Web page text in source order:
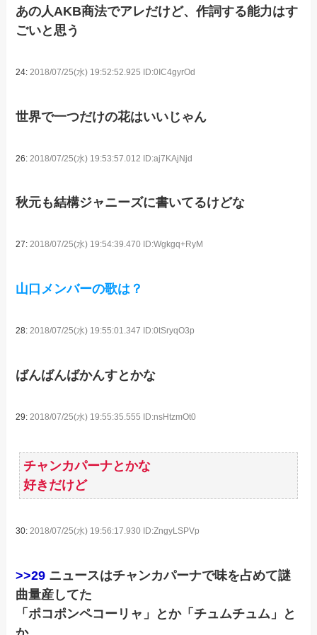
あの人AKB商法でアレだけど、作詞する能力はす
ごいと思う
24: 2018/07/25(水) 19:52:52.925 ID:0IC4gyrOd
世界で一つだけの花はいいじゃん
26: 2018/07/25(水) 19:53:57.012 ID:aj7KAjNjd
秋元も結構ジャニーズに書いてるけどな
27:2018/07/25(水) 19:54:39.470 ID:Wgkgq+RyM
山口メンバーの歌は？
28:2018/07/25(水) 19:55:01.347 ID:0tSryqO3p
ばんばんばかんすとかな
29:2018/07/25(水) 19:55:35.555 ID:nsHtzmOt0
チャンカパーナとかな
好きだけど
30:2018/07/25(水) 19:56:17.930 ID:ZngyLSPVp
>>29 ニュースはチャンカパーナで味を占めて謎
曲量産してた
「ポコポンペコーリャ」とか「チュムチュム」と